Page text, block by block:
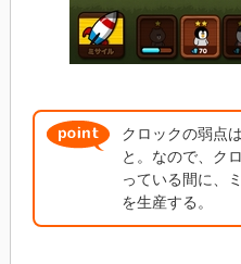
クロックの弱点
と。なので、ク
っている間に、
を生産する。